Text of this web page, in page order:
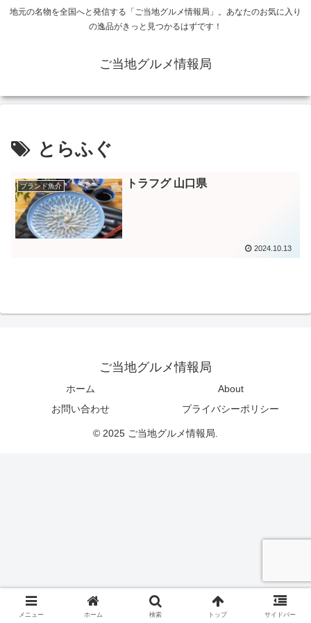
地元の名物を全国へと発信する「ご当地グルメ情報局」。あなたのお気に入り
の逸品がきっと見つかるはずです！
ご当地グルメ情報局
とらふぐ
ブランド魚介 トラフグ 山口県
2024.10.13
ご当地グルメ情報局
ホーム
About
お問い合わせ
プライバシーポリシー
© 2025 ご当地グルメ情報局.
メニュー ホーム 検索 トップ サイドバー